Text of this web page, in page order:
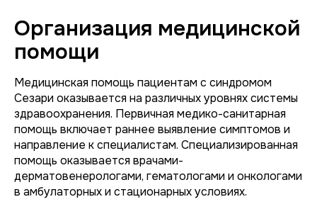
Организация медицинской
помощи
Медицинская помощь пациентам с синдромом
Сезари оказывается на различных уровнях системы
здравоохранения. Первичная медико-санитарная
помощь включает раннее выявление симптомов и
направление к специалистам. Специализированная
помощь оказывается врачами-
дерматовенерологами, гематологами и онкологами
в амбулаторных и стационарных условиях.